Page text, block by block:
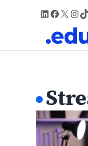
LinkedIn
X